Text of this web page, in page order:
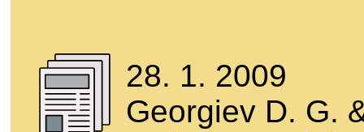
28. 1. 2009
Georgiev D. G.